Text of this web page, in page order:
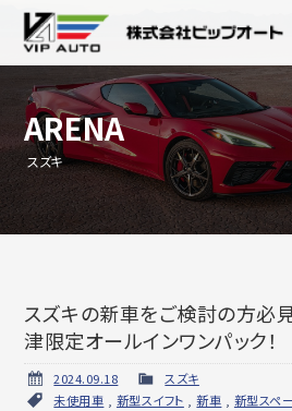
ARENA
スズキ
スズキの新車をご検討の方必
津限定オールインワンパック！
2024.09.18
スズキ
未使用車
新型スイフト ,新車 新型スペ